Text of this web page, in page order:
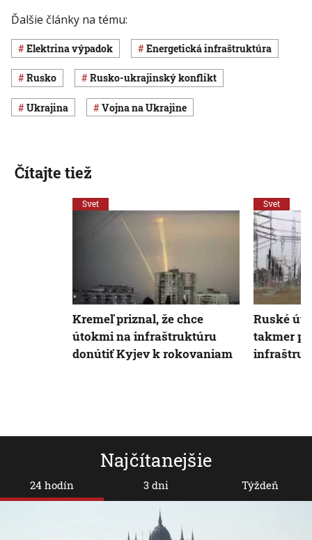
Ďalšie články na tému:
elektrina výpadok energetická infraštruktúra
Rusko rusko-ukrajinský konflikt
Ukrajina vojna na Ukrajine
Najčítanejšie
24 hodín 3 dni Týždeň
Čítajte tiež
Svet
Kremeľ priznal, že chce
útokmi na infraštruktúru
donútiť Kyjev k rokovaniam
Svet
Ruské
takmer